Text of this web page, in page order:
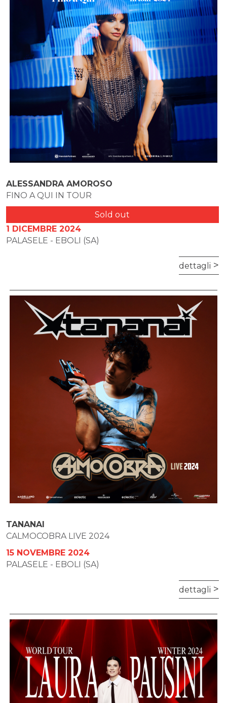
ALESSANDRA AMOROSO
FINO A QUI IN TOUR
Sold out
1 DICEMBRE 2024
PALASELE - EBOLI (SA)
dettagli
TANANAI
CALMOCOBRA LIVE 2024
15 NOVEMBRE 2024
PALASELE - EBOLI (SA)
dettagli